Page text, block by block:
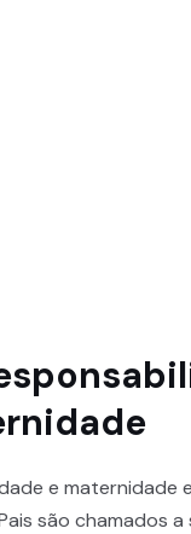
e maternidade
são chamados